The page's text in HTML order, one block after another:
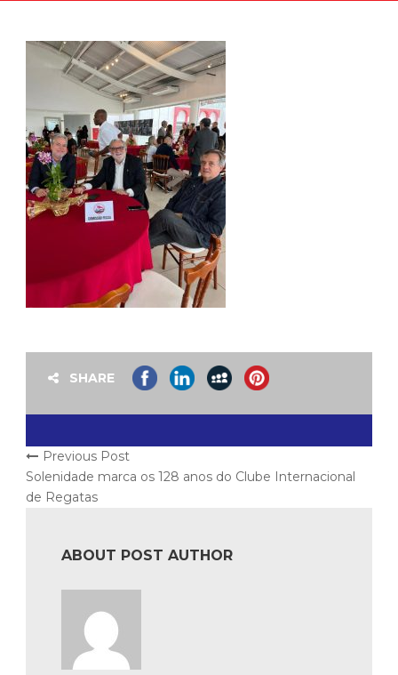
SHARE
Previous Post
Solenidade marca os 128 anos do Clube Internacional
de Regatas
ABOUT POST AUTHOR